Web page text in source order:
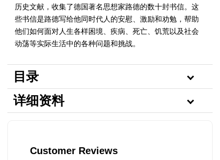
历史文献，收集了德国著名思想家路德的数十封书信。这
些书信是路德写给他同时代人的安慰、激励和劝勉，帮助
他们如何面对人生各样困境、疾病、死亡、饥荒以及社会
动荡等实际生活中的各种问题和挑战。
目录
详细资料
Customer Reviews